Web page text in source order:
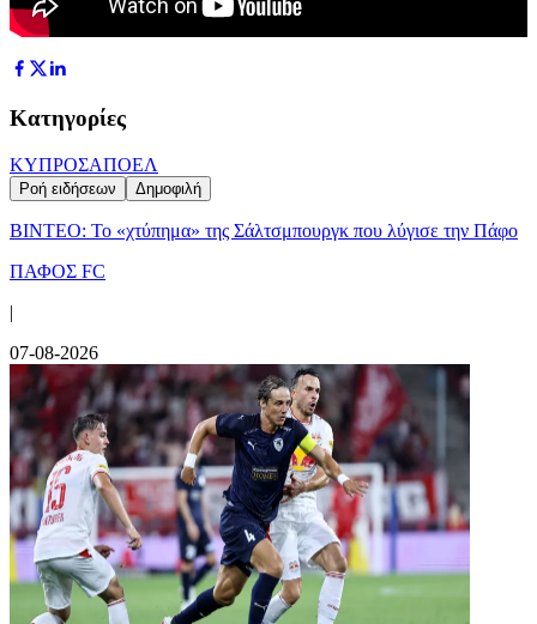
Κατηγορίες
ΚΥΠΡΟΣΑΠΟΕΛ
Ροή ειδήσεων Δημοφιλή
ΒΙΝΤΕΟ: Το «χτύπημα» της Σάλτσμπουργκ που λύγισε την Πάφο
ΠΑΦΟΣ FC
|
07-08-2026